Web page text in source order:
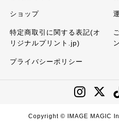
ショップ
特定商取引に関する表記(オ
リジナルプリント.jp)
プライバシーポリシー
Copyright © IMAGE MAGIC